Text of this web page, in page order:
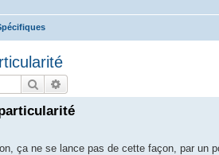
Rechercher
ça ne se lance pas de cette façon, par un